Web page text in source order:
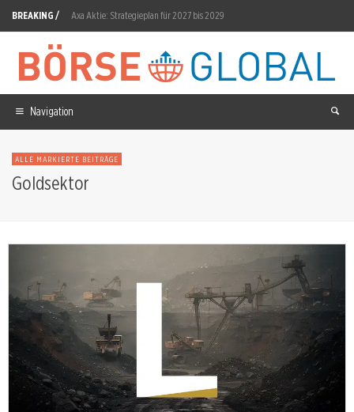
BREAKING / Axa Aktie: Strategieplan für 2027 bis 2029
Deutz: Wird die FFG-Integration zum Wachstumsmotor?
CATL Aktie: 242,7 GWh im ersten Halbjahr
Scout24 Aktie: Kurs fällt, Kursziel steigt
Solana: 1 Milliarde Transaktionen in einer Woche
Navigation
ALLE MARKIERTE BEITRÄGE
Goldsektor